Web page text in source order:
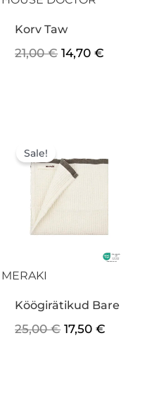
Korv Taw
21,00€ 14,70€
MERAKI
Sale!
Köögirätikud Bare
25,00€
oli:
25,00 €.
17,50€
on: